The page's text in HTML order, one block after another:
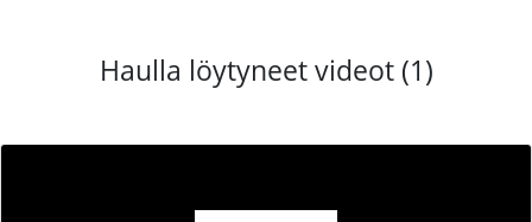
Haulla löytyneet videot (1)